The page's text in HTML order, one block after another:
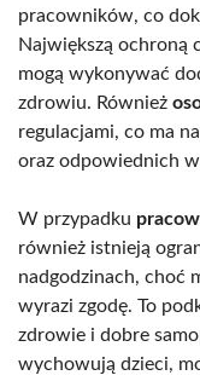
pracowników, co
Największą ochroną
mogą wykonywać
zdrowiu. Również
regulacjami, co ma
oraz odpowiednich
W przypadku
również istnieją
nadgodzinach, choć
wyrazi zgodę. To
zdrowie i dobre
wychowują dzieci,